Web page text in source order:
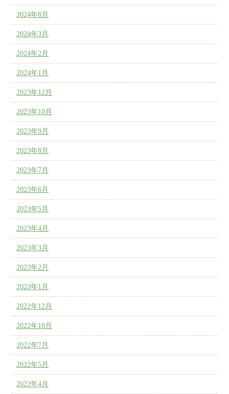
2024年8月
2024年3月
2024年2月
2024年1月
2023年12月
2023年10月
2023年9月
2023年8月
2023年7月
2023年6月
2023年5月
2023年4月
2023年3月
2023年2月
2023年1月
2022年12月
2022年10月
2022年7月
2022年5月
2022年4月